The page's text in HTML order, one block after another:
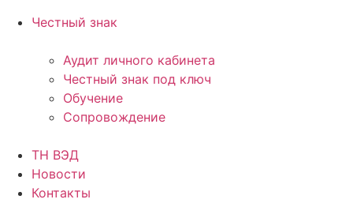
Честный знак
Аудит личного кабинета
Честный знак под ключ
Обучение
Сопровождение
ТН ВЭД
Новости
Контакты